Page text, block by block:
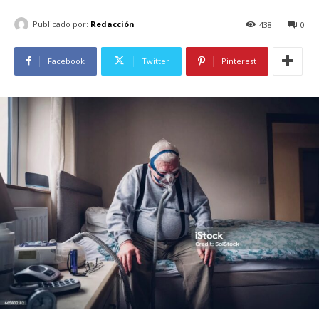
Publicado por: Redacción 0
438
Facebook Twitter Pinterest